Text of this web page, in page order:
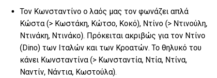
Τον Κωνσταντίνο ο λαός μας τον φωνάζει απλά
Κώστα (> Κωστάκη, Κώτσο, Κοκό), Ντίνο (> Ντινούλη,
Ντινάκη, Ντινάκο). Πρόκειται ακριβώς για τον Ντίνο
(Dino) των Ιταλών και των Κροατών. Το θηλυκό του
κάνει Κωνσταντίνα (> Κωνσταντία, Ντία, Ντίνα,
Ναντίν, Νάντια, Κωστούλα).